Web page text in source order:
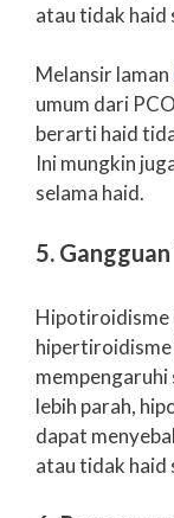
atau tidak haid
Melansir laman
umum dari
berarti haid
Ini mungkin
selama haid.
5.
mempengaruhi
lebih parah,
dapat
atau tidak haid